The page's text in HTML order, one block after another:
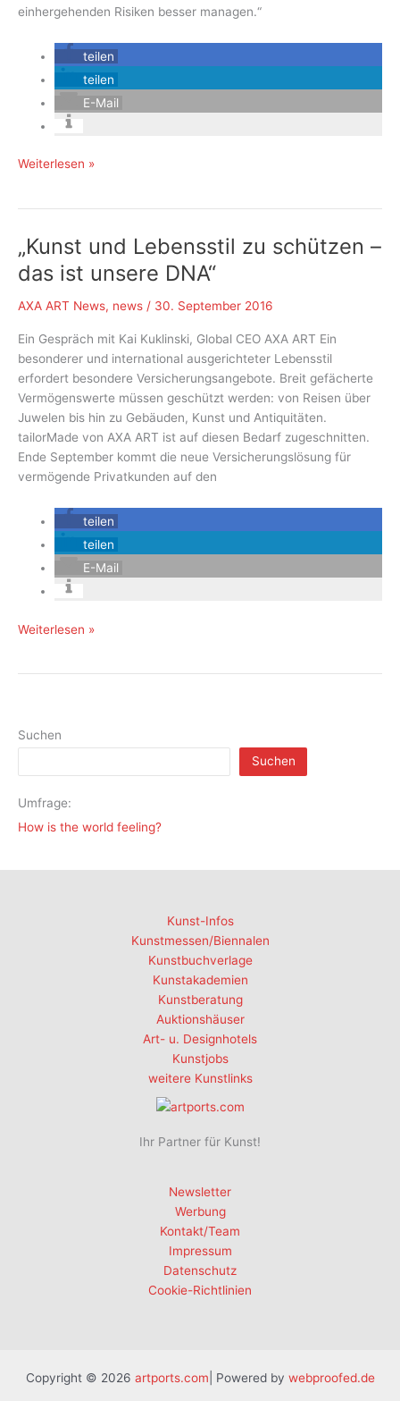
einhergehenden Risiken besser managen.“
teilen
teilen
E-Mail
Corporate
AXA
ART
France
stellt
Studie
vor.
Weiterlesen »
„Kunst und Lebensstil zu schützen –
das ist unsere DNA“
AXA ART News, news / 30. September 2016
Ein Gespräch mit Kai Kuklinski, Global CEO AXA ART Ein
besonderer und international ausgerichteter Lebensstil
erfordert besondere Versicherungsangebote. Breit gefächerte
Vermögenswerte müssen geschützt werden: von Reisen über
Juwelen bis hin zu Gebäuden, Kunst und Antiquitäten.
tailorMade von AXA ART ist auf diesen Bedarf zugeschnitten.
Ende September kommt die neue Versicherungslösung für
vermögende Privatkunden auf den
teilen
teilen
E-Mail
„Kunst
das
DNA“
Weiterlesen »
Suchen
Suchen
Umfrage:
How is the world feeling?
Kunst-Infos
Kunstmessen/Biennalen
Kunstbuchverlage
Kunstakademien
Kunstberatung
Auktionshäuser
Art- u. Designhotels
Kunstjobs
weitere Kunstlinks
Ihr Partner für Kunst!
Newsletter
Werbung
Kontakt/Team
Impressum
Datenschutz
Cookie-Richtlinien
Copyright © 2026 artports.com | Powered by webproofed.de